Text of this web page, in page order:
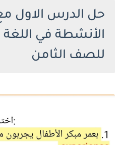
حل الدرس الاول
الأنشطة في اللغة
للصف الثامن